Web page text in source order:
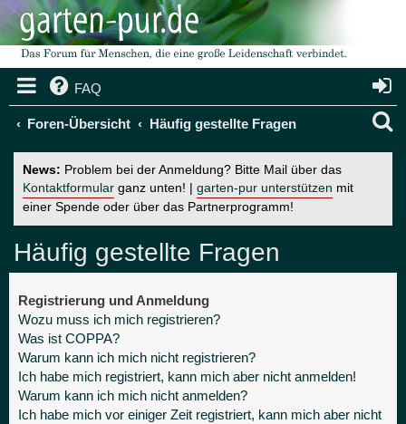
FAQ
Foren-Übersicht Häufig gestellte Fragen
News: Problem bei der Anmeldung? Bitte Mail über das
Kontaktformular ganz unten! | garten-pur unterstützen mit
einer Spende oder über das Partnerprogramm!
Häufig gestellte Fragen
Registrierung und Anmeldung
Wozu muss ich mich registrieren?
Was ist COPPA?
Warum kann ich mich nicht registrieren?
Ich habe mich registriert, kann mich aber nicht anmelden!
Warum kann ich mich nicht anmelden?
Ich habe mich vor einiger Zeit registriert, kann mich aber nicht